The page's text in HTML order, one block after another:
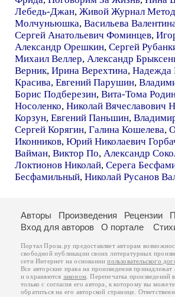
Лебедь-Джан, Живой Журнал
Молчуньюшка, Васильева
Сергей Анатольевич Фоминцев,
Александр Орешкин, Сергей
Михаил Веллер, Александр
Верник, Ирина Верехтина, Надежда
Красива, Евгений Парушин,
Борис Подберезин, Вита-Тома
Носоленко, Николай Вячеславович
Корзун, Евгений Паньшин,
Сергей Корягин, Галина Кошелева,
Иконников, Юрий Николаевич
Вайман, Виктор По, Александр
Локтионов Николай, Серега
Бесфамильный, Николай Русанов
Авторы Произведения Рецензии
Вход для авторов
О портале
Портал Проза.ру предоставляет авторам
свободной публикации своих литературных
сети Интернет на основаниипользовательского
Все авторские права на произведения принадлежат
и охраняются законом . Перепечатка произведений
только с согласия его автора, к которому вы можете
обратиться на его авторской странице.